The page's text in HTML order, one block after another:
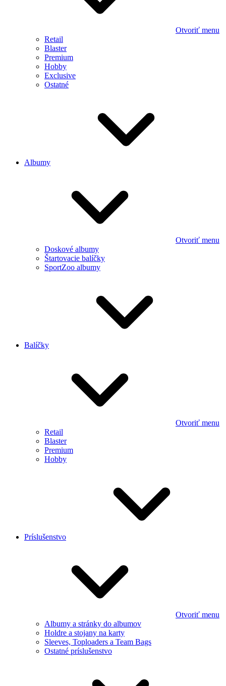
Otvoriť menu
Retail
Blaster
Premium
Hobby
Exclusive
Ostatné
Albumy
Otvoriť menu
Doskové albumy
Štartovacie balíčky
SportZoo albumy
Balíčky
Otvoriť menu
Retail
Blaster
Premium
Hobby
Príslušenstvo
Otvoriť menu
Albumy a stránky do albumov
Holdre a stojany na karty
Sleeves, Toploaders a Team Bags
Ostatné príslušenstvo